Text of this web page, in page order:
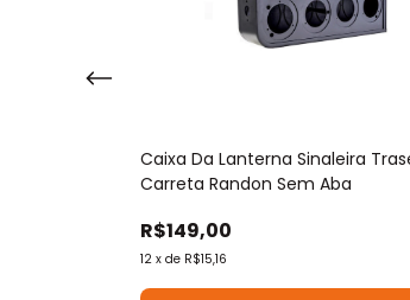
Caixa Da Lanterna Sinaleira
Carreta Randon Sem Aba
R$149,00
12 x de R$15,16